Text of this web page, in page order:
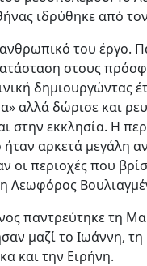
ιδρύθηκε από
του έργο.
στους
δημιουργώντας
αλλά δώρισε και
στην εκκλησία. Η
αρκετά μεγάλη
οι περιοχές που
Λεωφόρος
παντρεύτηκε τη
μαζί το Ιωάννη, τη
και την Ειρήνη.